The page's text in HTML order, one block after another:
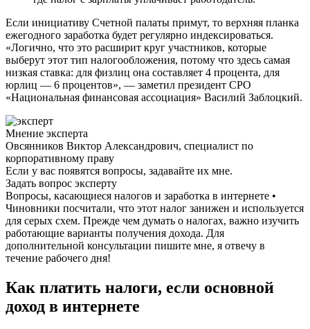
Если инициативу Счетной палаты примут, то верхняя планка
ежегодного заработка будет регулярно индексироваться.
«Логично, что это расширит круг участников, которые
выберут этот тип налогообложения, потому что здесь самая
низкая ставка: для физлиц она составляет 4 процента, для
юрлиц — 6 процентов», — заметил президент СРО
«Национальная финансовая ассоциация» Василий Заблоцкий.
Мнение эксперта
Овсянников Виктор Александрович, специалист по
корпоративному праву
Если у вас появятся вопросы, задавайте их мне.
Задать вопрос эксперту
Вопросы, касающиеся налогов и заработка в интернете •
Чиновники посчитали, что этот налог занижен и используется
для серых схем. Прежде чем думать о налогах, важно изучить
работающие варианты получения дохода. Для
дополнительной консультации пишите мне, я отвечу в
течение рабочего дня!
Как платить налоги, если основной
доход в интернете